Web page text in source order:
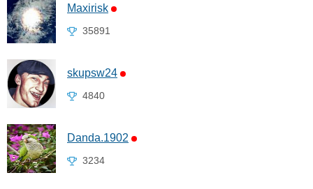
Maxirisk
35891
skupsw24
4840
Danda.1902
3234